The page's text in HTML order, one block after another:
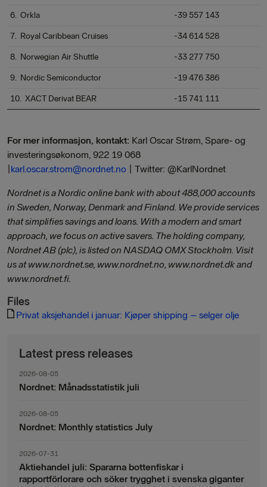
6. Orkla -39 557 143
7. Royal Caribbean Cruises -34 614 528
8. Norwegian Air Shuttle -33 277 750
9. Nordic Semiconductor -19 476 386
10. XACT Derivat BEAR -15 741 111
For mer informasjon, kontakt: Karl Oscar Strøm, Spare- og
investeringsøkonom, 922 19 068
karl.oscar.strom@nordnet.no | Twitter: @KarlNordnet
Nordnet is a Nordic online bank with about 488,000 accounts
in Sweden, Norway, Denmark and Finland. We provide services
that simplifies savings and loans. With a modern and smart
approach, we focus on active savers. The holding company,
Nordnet AB (plc), is listed on NASDAQ OMX Stockholm. Visit
us at www.nordnet.se, www.nordnet.no, www.nordnet.dk and
www.nordnet.fi.
Files
Privat aksjehandel i januar: Kjøper shipping – selger olje
Latest press releases
2026-08-05
Nordnet: Månadsstatistik juli
2026-08-05
Nordnet: Monthly statistics July
2026-07-31
Aktiehandel juli: Spararna bottenfiskar i
rapportförlorare och söker trygghet i svenska giganter